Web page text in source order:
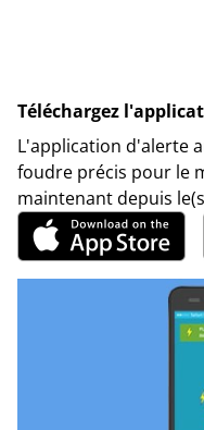
Téléchargez
L'application d'alerte
foudre précis pour le
maintenant depuis